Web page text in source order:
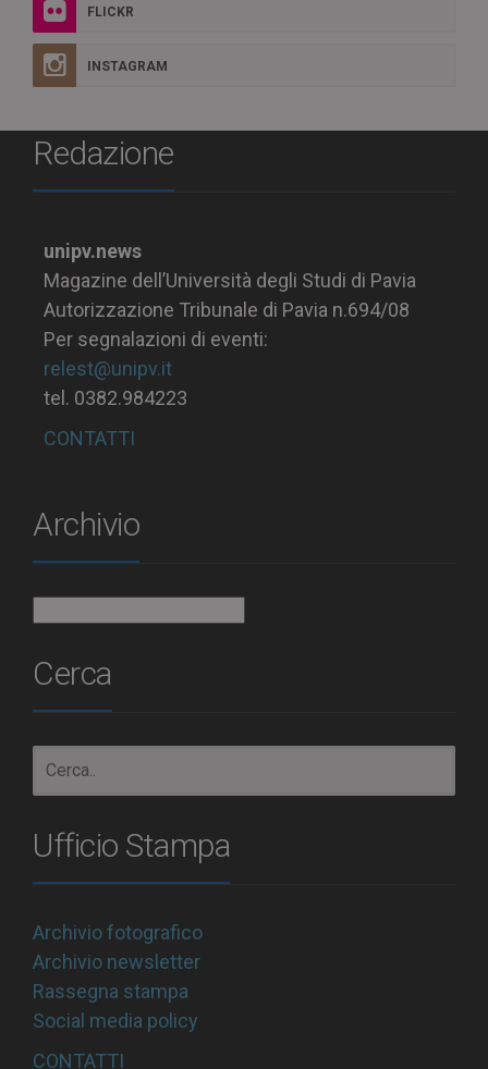
FLICKR
INSTAGRAM
Redazione
unipv.news
Magazine dell’Università degli Studi di Pavia
Autorizzazione Tribunale di Pavia n.694/08
Per segnalazioni di eventi:
relest@unipv.it
tel. 0382.984223
CONTATTI
Archivio
Cerca
Ufficio Stampa
Archivio fotografico
Archivio newsletter
Rassegna stampa
Social media policy
CONTATTI